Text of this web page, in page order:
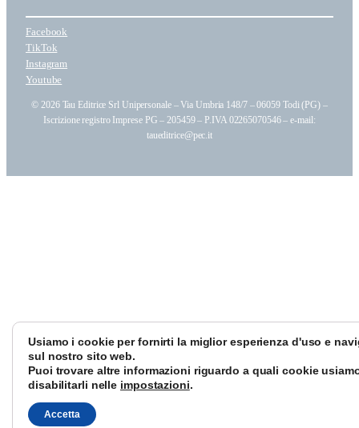
Facebook
TikTok
Instagram
Youtube
© 2026 Tau Editrice Srl Unipersonale – Via Umbria 148/7 – 06059 Todi (PG) –
Iscrizione registro Imprese PG – 205459 – P.IVA 02265070546 – e-mail:
taueditrice@pec.it
Usiamo i cookie per fornirti la miglior esperienza d'uso e
sul nostro sito web.
Puoi trovare altre informazioni riguardo a quali cookie
disabilitarli nelle impostazioni.
Accetta